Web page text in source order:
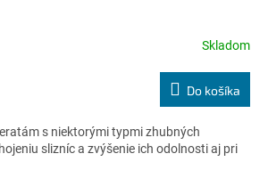
Skladom
Do košíka
s niektorými typmi zhubných
slizníc a zvýšenie ich odolnosti aj pri